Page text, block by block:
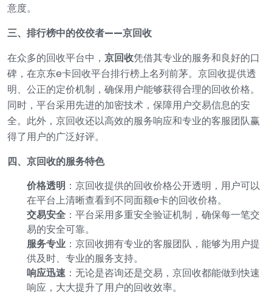
意度。
三、排行榜中的佼佼者——京回收
在众多的回收平台中， 京回收凭借其专业的服务和良好的口
碑，在京东e卡回收平台排行榜上名列前茅。京回收提供透
明、公正的定价机制，确保用户能够获得合理的回收价格。
同时，平台采用先进的加密技术，保障用户交易信息的安
全。此外，京回收还以高效的服务响应和专业的客服团队赢
得了用户的广泛好评。
四、京回收的服务特色
价格透明 ：京回收提供的回收价格公开透明，用户可以
在平台上清晰查看到不同面额e卡的回收价格。
交易安全 ：平台采用多重安全验证机制，确保每一笔交
易的安全可靠。
服务专业 ：京回收拥有专业的客服团队，能够为用户提
供及时、专业的服务支持。
响应迅速 ：无论是咨询还是交易，京回收都能做到快速
响应，大大提升了用户的回收效率。